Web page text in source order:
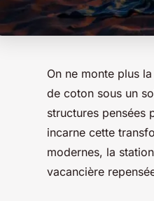
On ne monte plus
de coton sous un
structures pensées
incarne cette
modernes, la
vacancière